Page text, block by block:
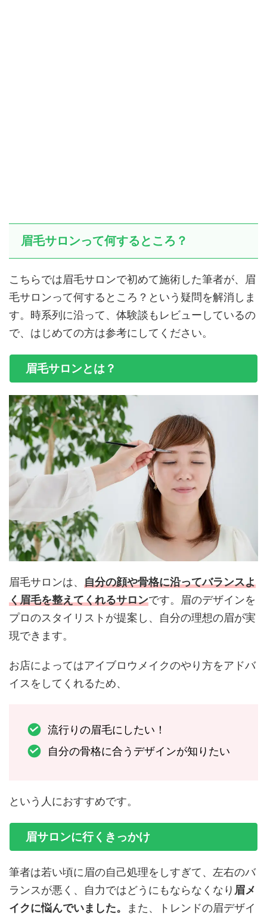
眉毛サロンって何するところ？
こちらでは眉毛サロンで初めて施術した筆者が、眉
毛サロンって何するところ？という疑問を解消しま
す。時系列に沿って、体験談もレビューしているの
で、はじめての方は参考にしてください。
眉毛サロンとは？
眉毛サロンは、 自分の顔や骨格に沿ってバランスよ
く眉毛を整えてくれるサロンです。眉のデザインを
プロのスタイリストが提案し、自分の理想の眉が実
現できます。
お店によってはアイブロウメイクのやり方をアドバ
イスをしてくれるため、
流行りの眉毛にしたい！
自分の骨格に合うデザインが知りたい
という人におすすめです。
眉サロンに行くきっかけ
筆者は若い頃に眉の自己処理をしすぎて、左右のバ
ランスが悪く、自力ではどうにもならなくなり 眉メ
イクに悩んでいました。
また、トレンドの眉デザイ